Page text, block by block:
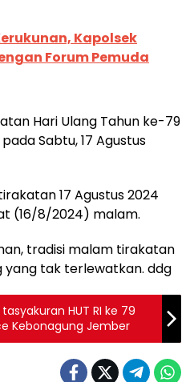
Kapolsek
Forum Pemuda
Hari Ulang Tahun ke-79
Sabtu, 17 Agustus
17 Agustus 2024
(16/8/2024) malam.
tradisi malam tirakatan
tak terlewatkan. ddg
HUT RI ke 79
Kebonagung Jember